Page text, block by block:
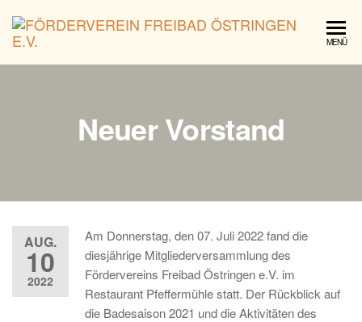
MENÜ
Neuer Vorstand
AUG.
10
2022
Am Donnerstag, den 07. Juli 2022 fand die
diesjährige Mitgliederversammlung des
Fördervereins Freibad Östringen e.V. im
Restaurant Pfeffermühle statt. Der Rückblick auf
die Badesaison 2021 und die Aktivitäten des